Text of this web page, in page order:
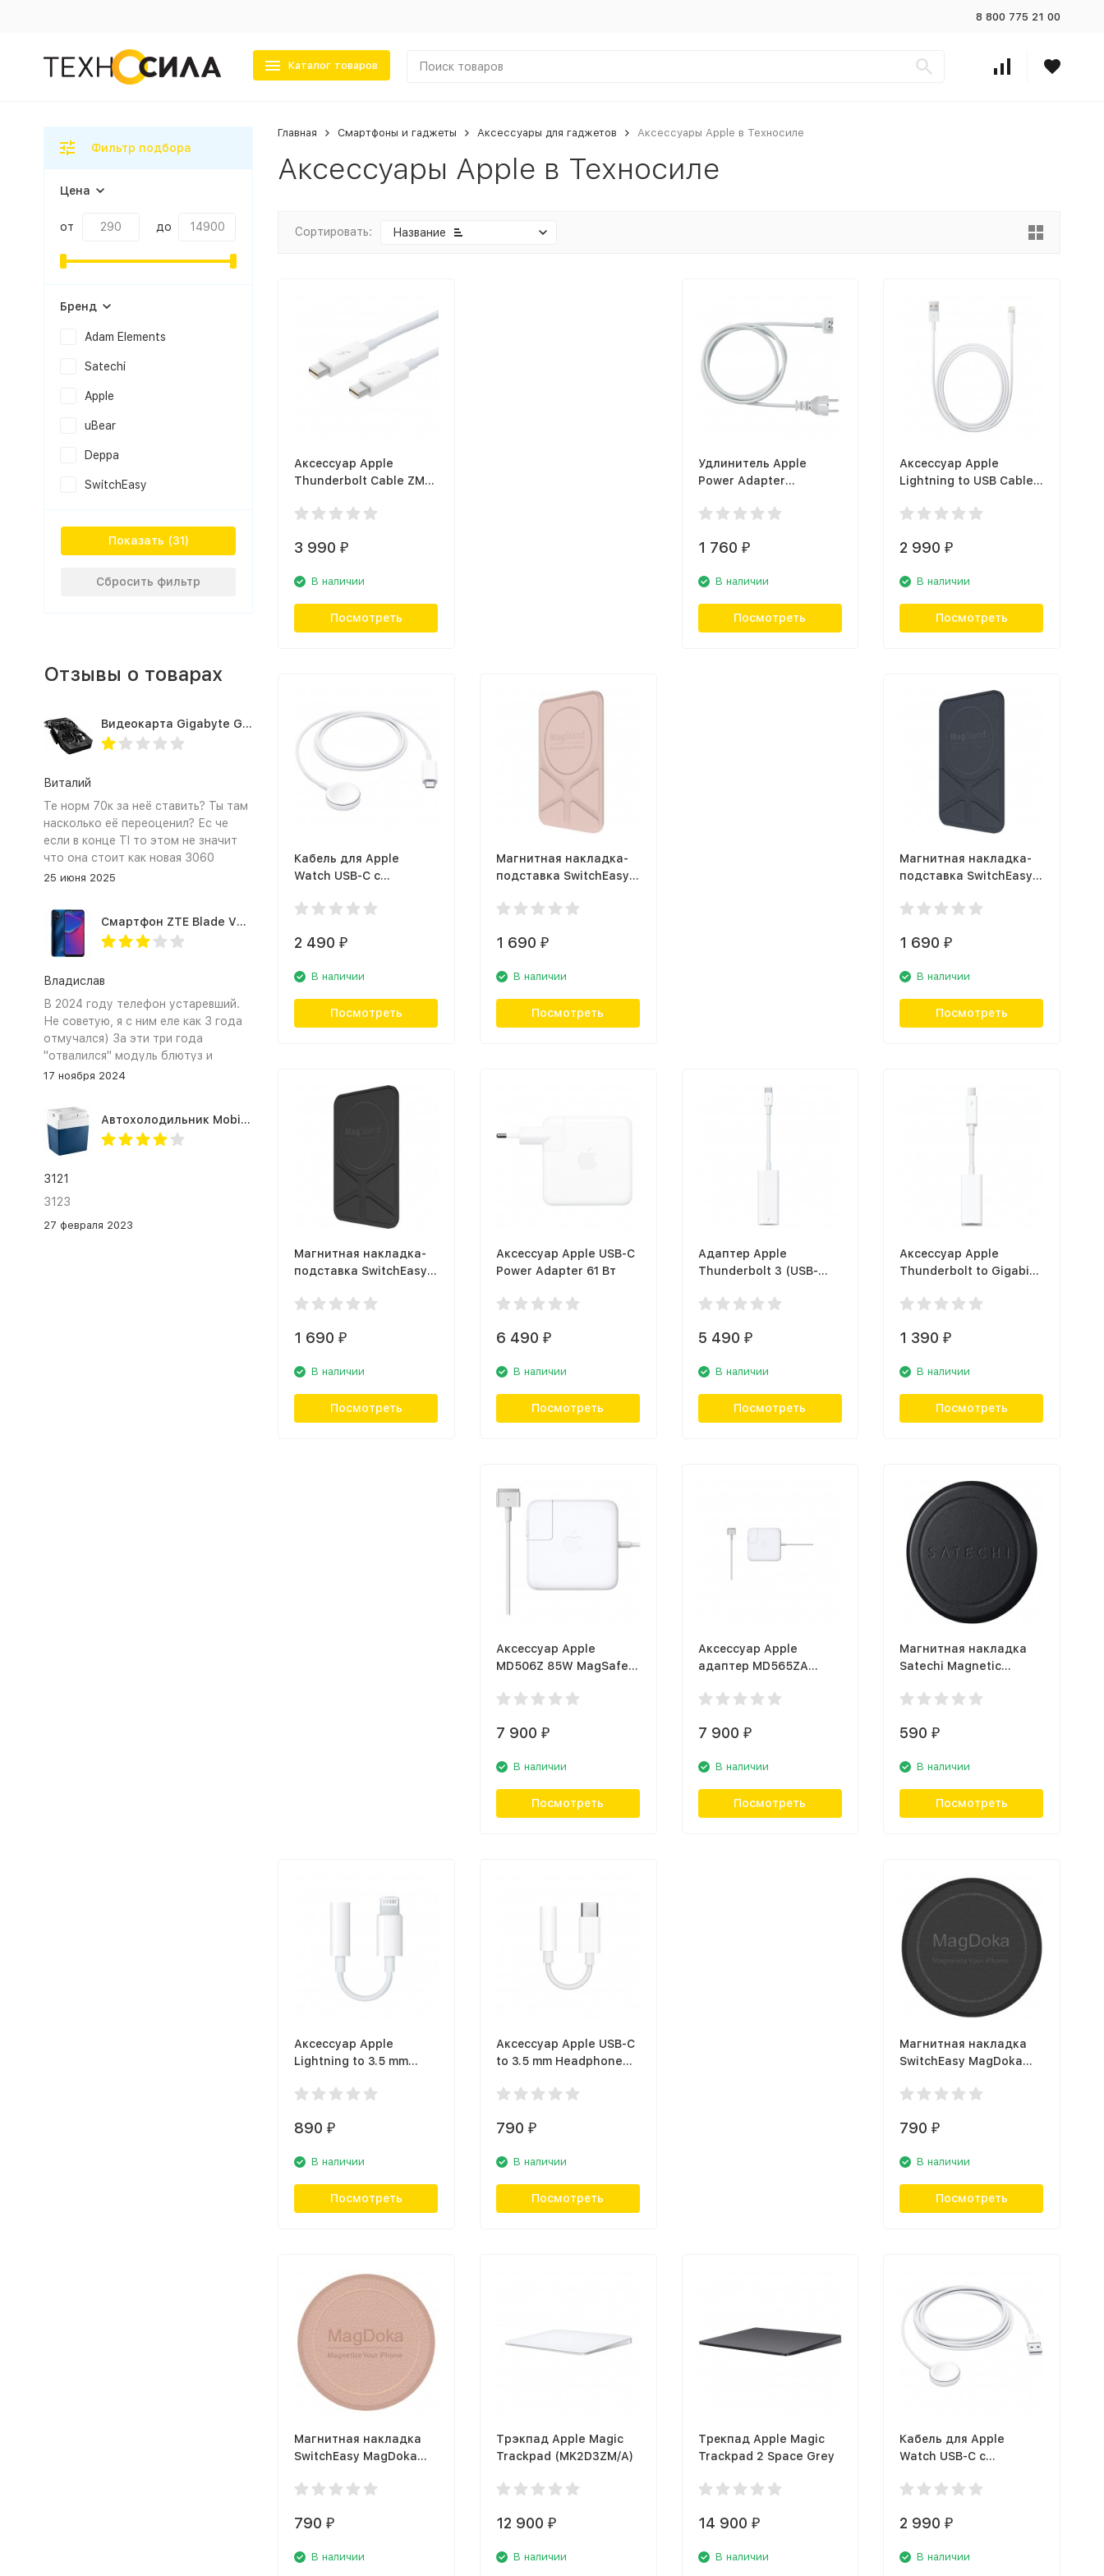
8 800 775 21 00
Каталог товаров
Главная Смартфоны и гаджеты Аксессуары для гаджетов Аксессуары Apple в Техносиле
Аксессуары Apple в Техносиле
Сортировать: Название
Аксессуар Apple
Thunderbolt Cable ZML
3 990 ₽
В наличии
Посмотреть
Удлинитель Apple
Power Adapter
(MK122Z/A)
1 760 ₽
В наличии
Посмотреть
Аксессуар Apple
Lightning to USB Cable
2 990₽
В наличии
Посмотреть
Кабель для Apple
Watch USB-C с
(MX2H2ZM/A)
2 490 ₽
В наличии
Посмотреть
Магнитная накладка-
подставка SwitchEasy
Stand для Apple iPhone
1 690 ₽
В наличии
Посмотреть
Магнитная накладка-
подставка SwitchEasy
Stand для Apple iPhone
1 690₽
В наличии
Посмотреть
Магнитная накладка-
подставка SwitchEasy
Stand для Apple iPhone
1 690 ₽
В наличии
Посмотреть
Аксессуар Apple USB-C
Power Adapter 61 Вт
6 490 ₽
В наличии
Посмотреть
Адаптер Apple
Thunderbolt 3 (USB-
5 490 ₽
В наличии
Посмотреть
Аксессуар Apple
Thunderbolt to Gigabit
MD463ZM/A
1 390₽
В наличии
Посмотреть
Аксессуар Apple
MD506Z 85W MagSafe2
7 900 ₽
В наличии
Посмотреть
Аксессуар Apple
адаптер MD565ZA
7 900 ₽
В наличии
Посмотреть
Магнитная накладка
Satechi Magnetic
iPhone 11/12, чёрный
590₽
В наличии
Посмотреть
Аксессуар Apple
Lightning to 3.5 mm
Adapter (MMX62ZM/A)
890 ₽
В наличии
Посмотреть
Аксессуар Apple USB-C
to 3.5 mm Headphone
790 ₽
В наличии
Посмотреть
Магнитная накладка
SwitchEasy MagDoka
Apple iPhone 11/12,
790₽
В наличии
Посмотреть
Магнитная накладка
SwitchEasy MagDoka
Apple iPhone 11/12,
790 ₽
В наличии
Трэкпад Apple Magic
Trackpad (MK2D3ZM/A)
12 900 ₽
В наличии
Трекпад Apple Magic
Trackpad 2 Space Grey
14 900 ₽
В наличии
Кабель для Apple
Watch USB-C с
(MX2F2ZM/A)
2 990₽
В наличии
Фильтр подбора
Цена
от до
Бренд
Adam Elements
Satechi
Apple
uBear
Deppa
SwitchEasy
Показать
Сбросить фильтр
Отзывы о товарах
Видеокарта Gigabyte GTX1660TI 6GB (GV-N166TOC-6GD 1.0A)
Виталий
Те норм 70к за неё ставить? Ты там
насколько её переоценил? Ес че
если в конце TI то этом не значит
что она стоит как новая 3060
25 июня 2025
Смартфон ZTE Blade V2020 Smart 64 Гб синий
Владислав
В 2024 году телефон устаревший.
Не советую, я с ним еле как 3 года
отмучался) За эти три года
"отвалился" модуль блютуз и
сканер отпечатка пальца
17 ноября 2024
Автохолодильник Mobicool MV26 AC/DC
3121
3123
27 февраля 2023